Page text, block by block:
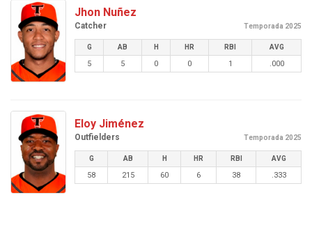
Jhon Nuñez
Catcher Temporada 2025
G AB H HR RBI AVG
5 5 0 0 1 .000
Eloy Jiménez
Outfielders Temporada 2025
G AB H HR RBI AVG
58 215 60 6 38 .333